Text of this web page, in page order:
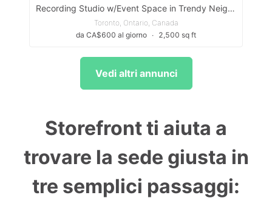
Recording Studio w/Event Space in Trendy Neighbourhood
Toronto, Ontario, Canada
da CA$600 al giorno ∙ 2,500 sq ft
Vedi altri annunci
Storefront ti aiuta a
trovare la sede giusta in
tre semplici passaggi: